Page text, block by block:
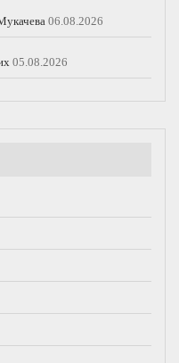
06.08.2026
05.08.2026